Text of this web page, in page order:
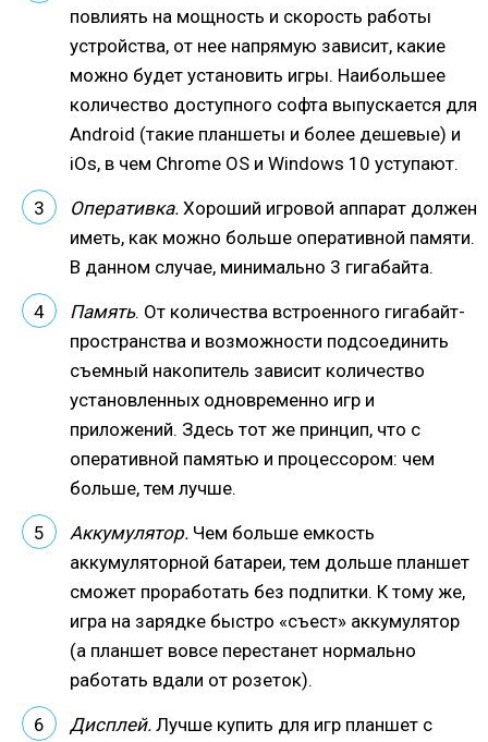
повлиять на мощность и скорость работы
устройства, от нее напрямую зависит, какие
можно будет установить игры. Наибольшее
количество доступного софта выпускается для
Android (такие планшеты и более дешевые) и
iOs, в чем Chrome OS и Windows 10 уступают.
Оперативка. Хороший игровой аппарат должен
иметь, как можно больше оперативной памяти.
В данном случае, минимально 3 гигабайта.
Память. От количества встроенного гигабайт-
пространства и возможности подсоединить
съемный накопитель зависит количество
установленных одновременно игр и
приложений. Здесь тот же принцип, что с
оперативной памятью и процессором: чем
больше, тем лучше.
Аккумулятор. Чем больше емкость
аккумуляторной батареи, тем дольше планшет
сможет проработать без подпитки. К тому же,
игра на зарядке быстро «съест» аккумулятор
(а планшет вовсе перестанет нормально
работать вдали от розеток).
Дисплей. Лучше купить для игр планшет с